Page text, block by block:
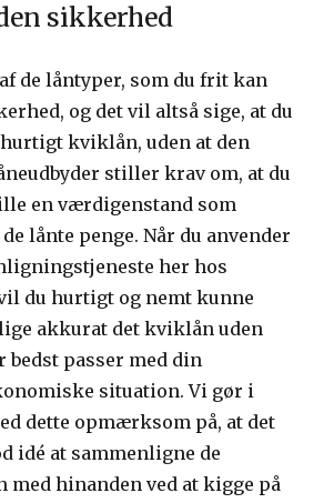
sikkerhed
de låntyper, som du frit kan
og det vil altså sige, at du
kviklån, uden at den
stiller krav om, at du
en værdigenstand som
lånte penge. Når du anvender
her hos
du hurtigt og nemt kunne
akkurat det kviklån uden
bedst passer med din
situation. Vi gør i
dette opmærksom på, at det
idé at sammenligne de
hinanden ved at kigge på